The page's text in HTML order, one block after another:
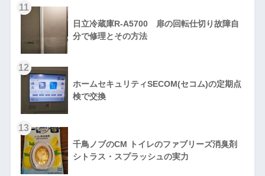
11
日立冷蔵庫R-A5700 扉の回転仕切り故障自
分で修理とその方法
12
ホームセキュリティSECOM(セコム)の定期点
検で交換
13
千鳥ノブのCM トイレのファブリーズ消臭剤
シトラス・スプラッシュの実力